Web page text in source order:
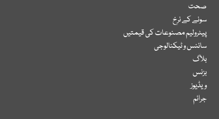
صحت
سونے کے نرخ
پیٹرولیم مصنوعات کی قیمتیں
سائنس و ٹیکنالوجی
بلاگ
بزنس
ویڈیوز
جرائم